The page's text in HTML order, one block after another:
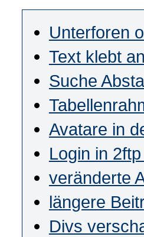
Unterforen
Text klebt
Suche
Avatare in
Login in
veränderte
längere
Divs